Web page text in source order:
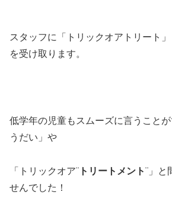
スタッフに「トリックオアトリート
を受け取ります。
低学年の児童もスムーズに言うこと
うだい」や
「トリックオア¨ トリートメント¨」と
せんでした！